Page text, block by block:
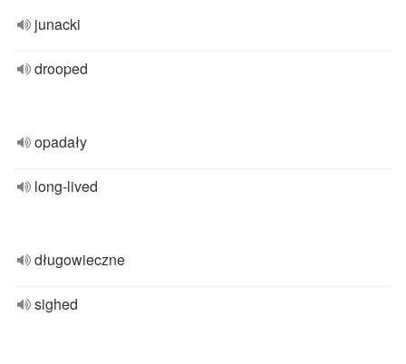
junacki
drooped
opadały
long-lived
długowieczne
sighed